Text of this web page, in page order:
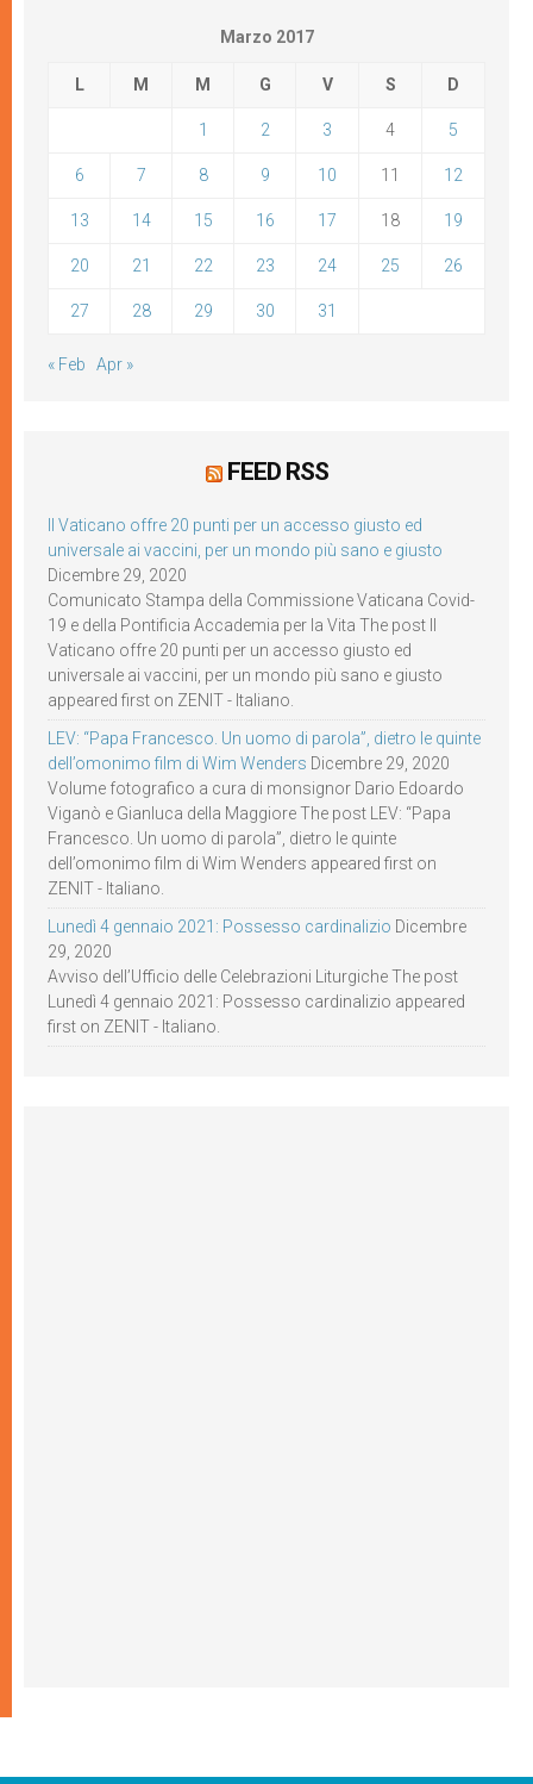
Marzo 2017
L M M G V S D
1 2 3 4 5
6 7 8 9 10 11 12
13 14 15 16 17 18 19
20 21 22 23 24 25 26
27 28 29 30 31
« Feb Apr »
FEED RSS
Il Vaticano offre 20 punti per un accesso giusto ed
universale ai vaccini, per un mondo più sano e giusto
Dicembre 29, 2020
Comunicato Stampa della Commissione Vaticana Covid-
19 e della Pontificia Accademia per la Vita The post Il
Vaticano offre 20 punti per un accesso giusto ed
universale ai vaccini, per un mondo più sano e giusto
appeared first on ZENIT - Italiano.
LEV: “Papa Francesco. Un uomo di parola”, dietro le quinte
dell’omonimo film di Wim Wenders Dicembre 29, 2020
Volume fotografico a cura di monsignor Dario Edoardo
Viganò e Gianluca della Maggiore The post LEV: “Papa
Francesco. Un uomo di parola”, dietro le quinte
dell’omonimo film di Wim Wenders appeared first on
ZENIT - Italiano.
Lunedì 4 gennaio 2021: Possesso cardinalizio Dicembre
29, 2020
Avviso dell’Ufficio delle Celebrazioni Liturgiche The post
Lunedì 4 gennaio 2021: Possesso cardinalizio appeared
first on ZENIT - Italiano.